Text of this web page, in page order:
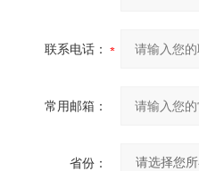
联系电话：
常用邮箱：
省份：